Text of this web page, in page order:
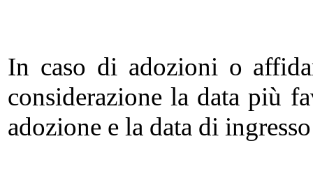
In caso di adozioni o
considerazione la data più
adozione e la data di